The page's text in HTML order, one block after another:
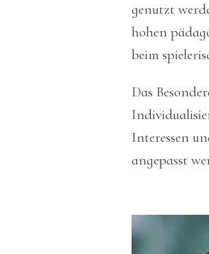
genutzt
hohen
beim
Das
Interessen
angepasst